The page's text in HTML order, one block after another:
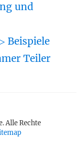
und
Beispiele
Teiler
Alle Rechte